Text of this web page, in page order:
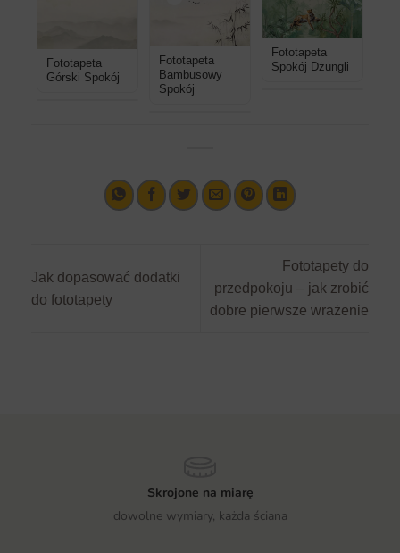
Fototapeta
Górski Spokój
Fototapeta
Bambusowy
Spokój
Fototapeta
Spokój Dżungli
Jak dopasować dodatki
do fototapety
Fototapety do
przedpokoju – jak zrobić
dobre pierwsze wrażenie
Skrojone na miarę
dowolne wymiary, każda ściana